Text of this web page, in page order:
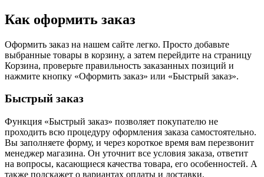
Как оформить заказ
Оформить заказ на нашем сайте легко. Просто добавьте
выбранные товары в корзину, а затем перейдите на страницу
Корзина, проверьте правильность заказанных позиций и
нажмите кнопку «Оформить заказ» или «Быстрый заказ».
Быстрый заказ
Функция «Быстрый заказ» позволяет покупателю не
проходить всю процедуру оформления заказа самостоятельно.
Вы заполняете форму, и через короткое время вам перезвонит
менеджер магазина. Он уточнит все условия заказа, ответит
на вопросы, касающиеся качества товара, его особенностей. А
также подскажет о вариантах оплаты и доставки.